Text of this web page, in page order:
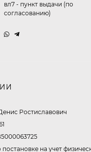
вл7 - пункт выдачи (по
согласованию)
Ростиславович
на учет